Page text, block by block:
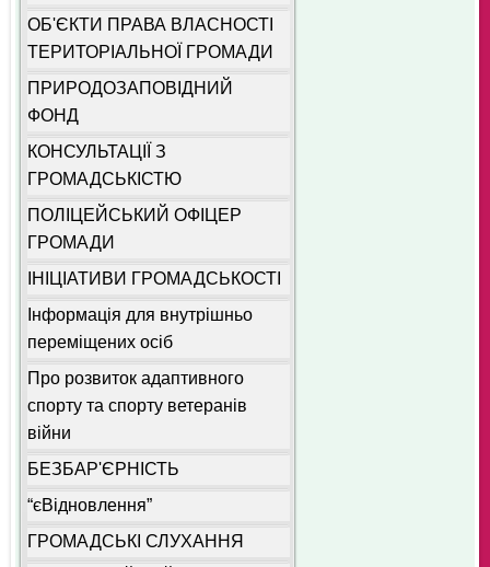
ОБ'ЄКТИ ПРАВА ВЛАСНОСТІ
ТЕРИТОРІАЛЬНОЇ ГРОМАДИ
ПРИРОДОЗАПОВІДНИЙ
ФОНД
КОНСУЛЬТАЦІЇ З
ГРОМАДСЬКІСТЮ
ПОЛІЦЕЙСЬКИЙ ОФІЦЕР
ГРОМАДИ
ІНІЦІАТИВИ ГРОМАДСЬКОСТІ
Інформація для внутрішньо
переміщених осіб
Про розвиток адаптивного
спорту та спорту ветеранів
війни
БЕЗБАР'ЄРНІСТЬ
“єВідновлення”
ГРОМАДСЬКІ СЛУХАННЯ